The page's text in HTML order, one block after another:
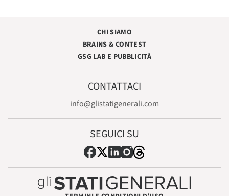
CHI SIAMO
BRAINS & CONTEST
GSG LAB E PUBBLICITÀ
CONTATTACI
info@glistatigenerali.com
SEGUICI SU